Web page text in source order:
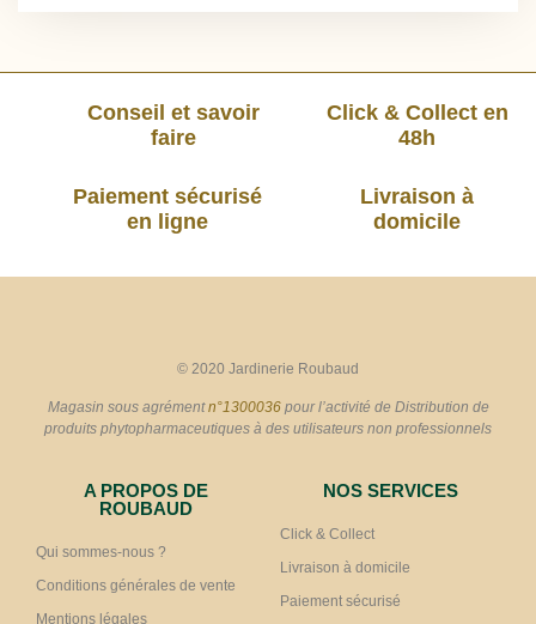
Conseil et savoir
faire
Click & Collect en
48h
Paiement sécurisé
en ligne
Livraison à
domicile
© 2020 Jardinerie Roubaud
Magasin sous agrémentn°1300036pour l’activité de Distribution de
produits phytopharmaceutiques à des utilisateurs non professionnels
A PROPOS DE
ROUBAUD
Qui sommes-nous ?
Conditions générales de vente
Mentions légales
NOS SERVICES
Click & Collect
Livraison à domicile
Paiement sécurisé